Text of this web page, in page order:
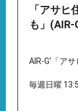
「アサ
も」(AIR-
AIR-G'「ア
毎週日曜